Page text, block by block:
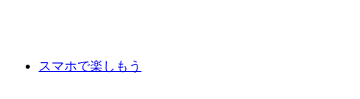
スマホで楽しもう